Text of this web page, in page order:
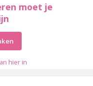
moet je
hier in